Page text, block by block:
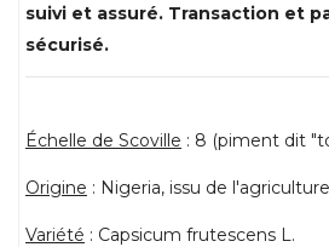
suivi et assuré. Transaction et
sécurisé.
Échelle de Scoville : 8 (piment dit
Origine : Nigeria, issu de
Variété : Capsicum frutescens L.